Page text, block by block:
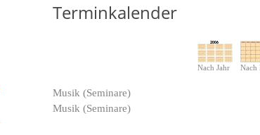
Terminkalender
Nach Jahr Nach
Musik (Seminare)
Musik (Seminare)